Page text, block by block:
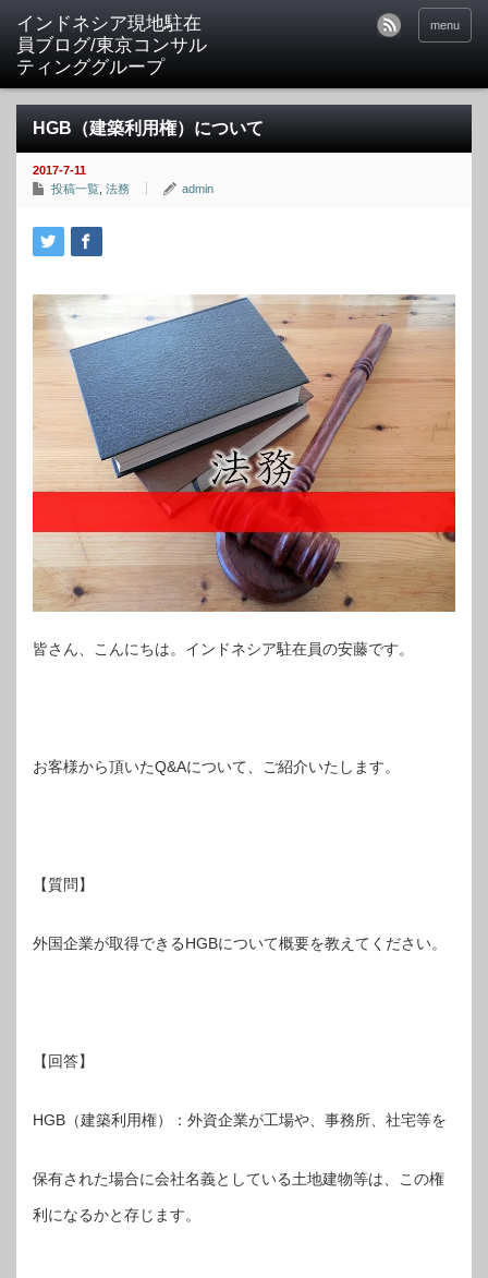
menu
HGB（建築利用権）について
2017-7-11
投稿一覧 法務 admin
皆さん、こんにちは。インドネシア駐在員の安藤です。
お客様から頂いたQ&Aについて、ご紹介いたします。
【質問】
外国企業が取得できるHGBについて概要を教えてください。
【回答】
HGB（建築利用権）：外資企業が工場や、事務所、社宅等を
保有された場合に会社名義としている土地建物等は、この権
利になるかと存じます。